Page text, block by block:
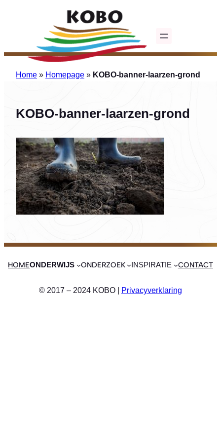
Home » Homepage » KOBO-banner-laarzen-grond
KOBO-banner-laarzen-grond
HOMEONDERWIJS ONDERZOEK INSPIRATIE CONTACT
© 2017 – 2024 KOBO | Privacyverklaring